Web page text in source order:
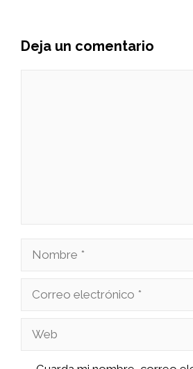
Deja un comentario
Nombre
Correo
Web